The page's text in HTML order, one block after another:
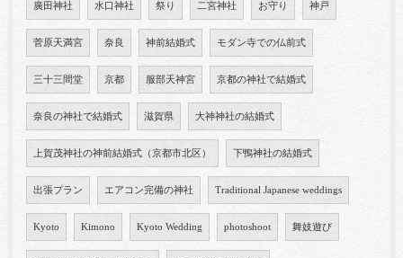
廣田神社 水口神社 祭り 二宮神社 お守り 神戸
菅原天満宮 奈良 神前結婚式 モダン寺での仏前式
三十三間堂 京都 服部天神宮 京都の神社で結婚式
奈良の神社で結婚式 滋賀県 大神神社の結婚式
上賀茂神社の神前結婚式（京都市北区） 下鴨神社の結婚式
出張プラン エアコン完備の神社 Traditional Japanese weddings
Kyoto Kimono Kyoto Wedding photoshoot 舞妓遊び